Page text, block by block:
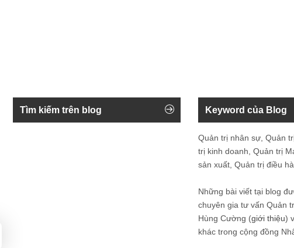
Tìm kiếm trên blog Keyword của Blog
Quản trị nhân sự, Quản
trị kinh doanh, Quản trị
sản xuất, Quản trị điều
Những bài viết tại blog
chuyên gia tư vấn Quản
Hùng Cường (giới thiệu)
khác trong cộng đồng